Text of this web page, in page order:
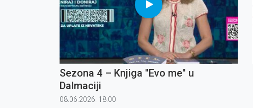
Sezona 4 – Knjiga ''Evo me'' u
Dalmaciji
08.06.2026. 18:00